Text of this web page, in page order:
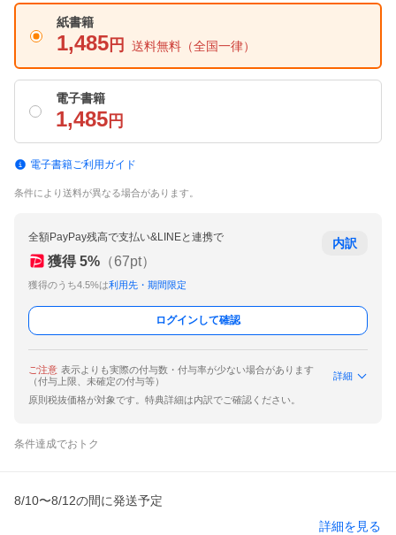
紙書籍
1,485 円 送料無料 （全国一律）
電子書籍
1,485 円
電子書籍ご利用ガイド
条件により送料が異なる場合があります。
全額PayPay残高で支払い&LINEと連携で
獲得 5% （67pt）
獲得のうち4.5%は利用先・期間限定
内訳
ログインして確認
ご注意 表示よりも実際の付与数・付与率が少ない場合があります
（付与上限、未確定の付与等）
詳細
原則税抜価格が対象です。特典詳細は内訳でご確認ください。
条件達成でおトク
8/10〜8/12の間に発送予定
詳細を見る